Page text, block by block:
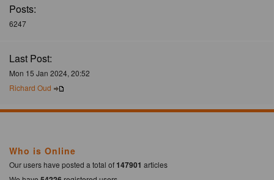
Posts:
6247
Last Post:
Mon 15 Jan 2024, 20:52
Richard Oud
Who is Online
Our users have posted a total of147901 articles